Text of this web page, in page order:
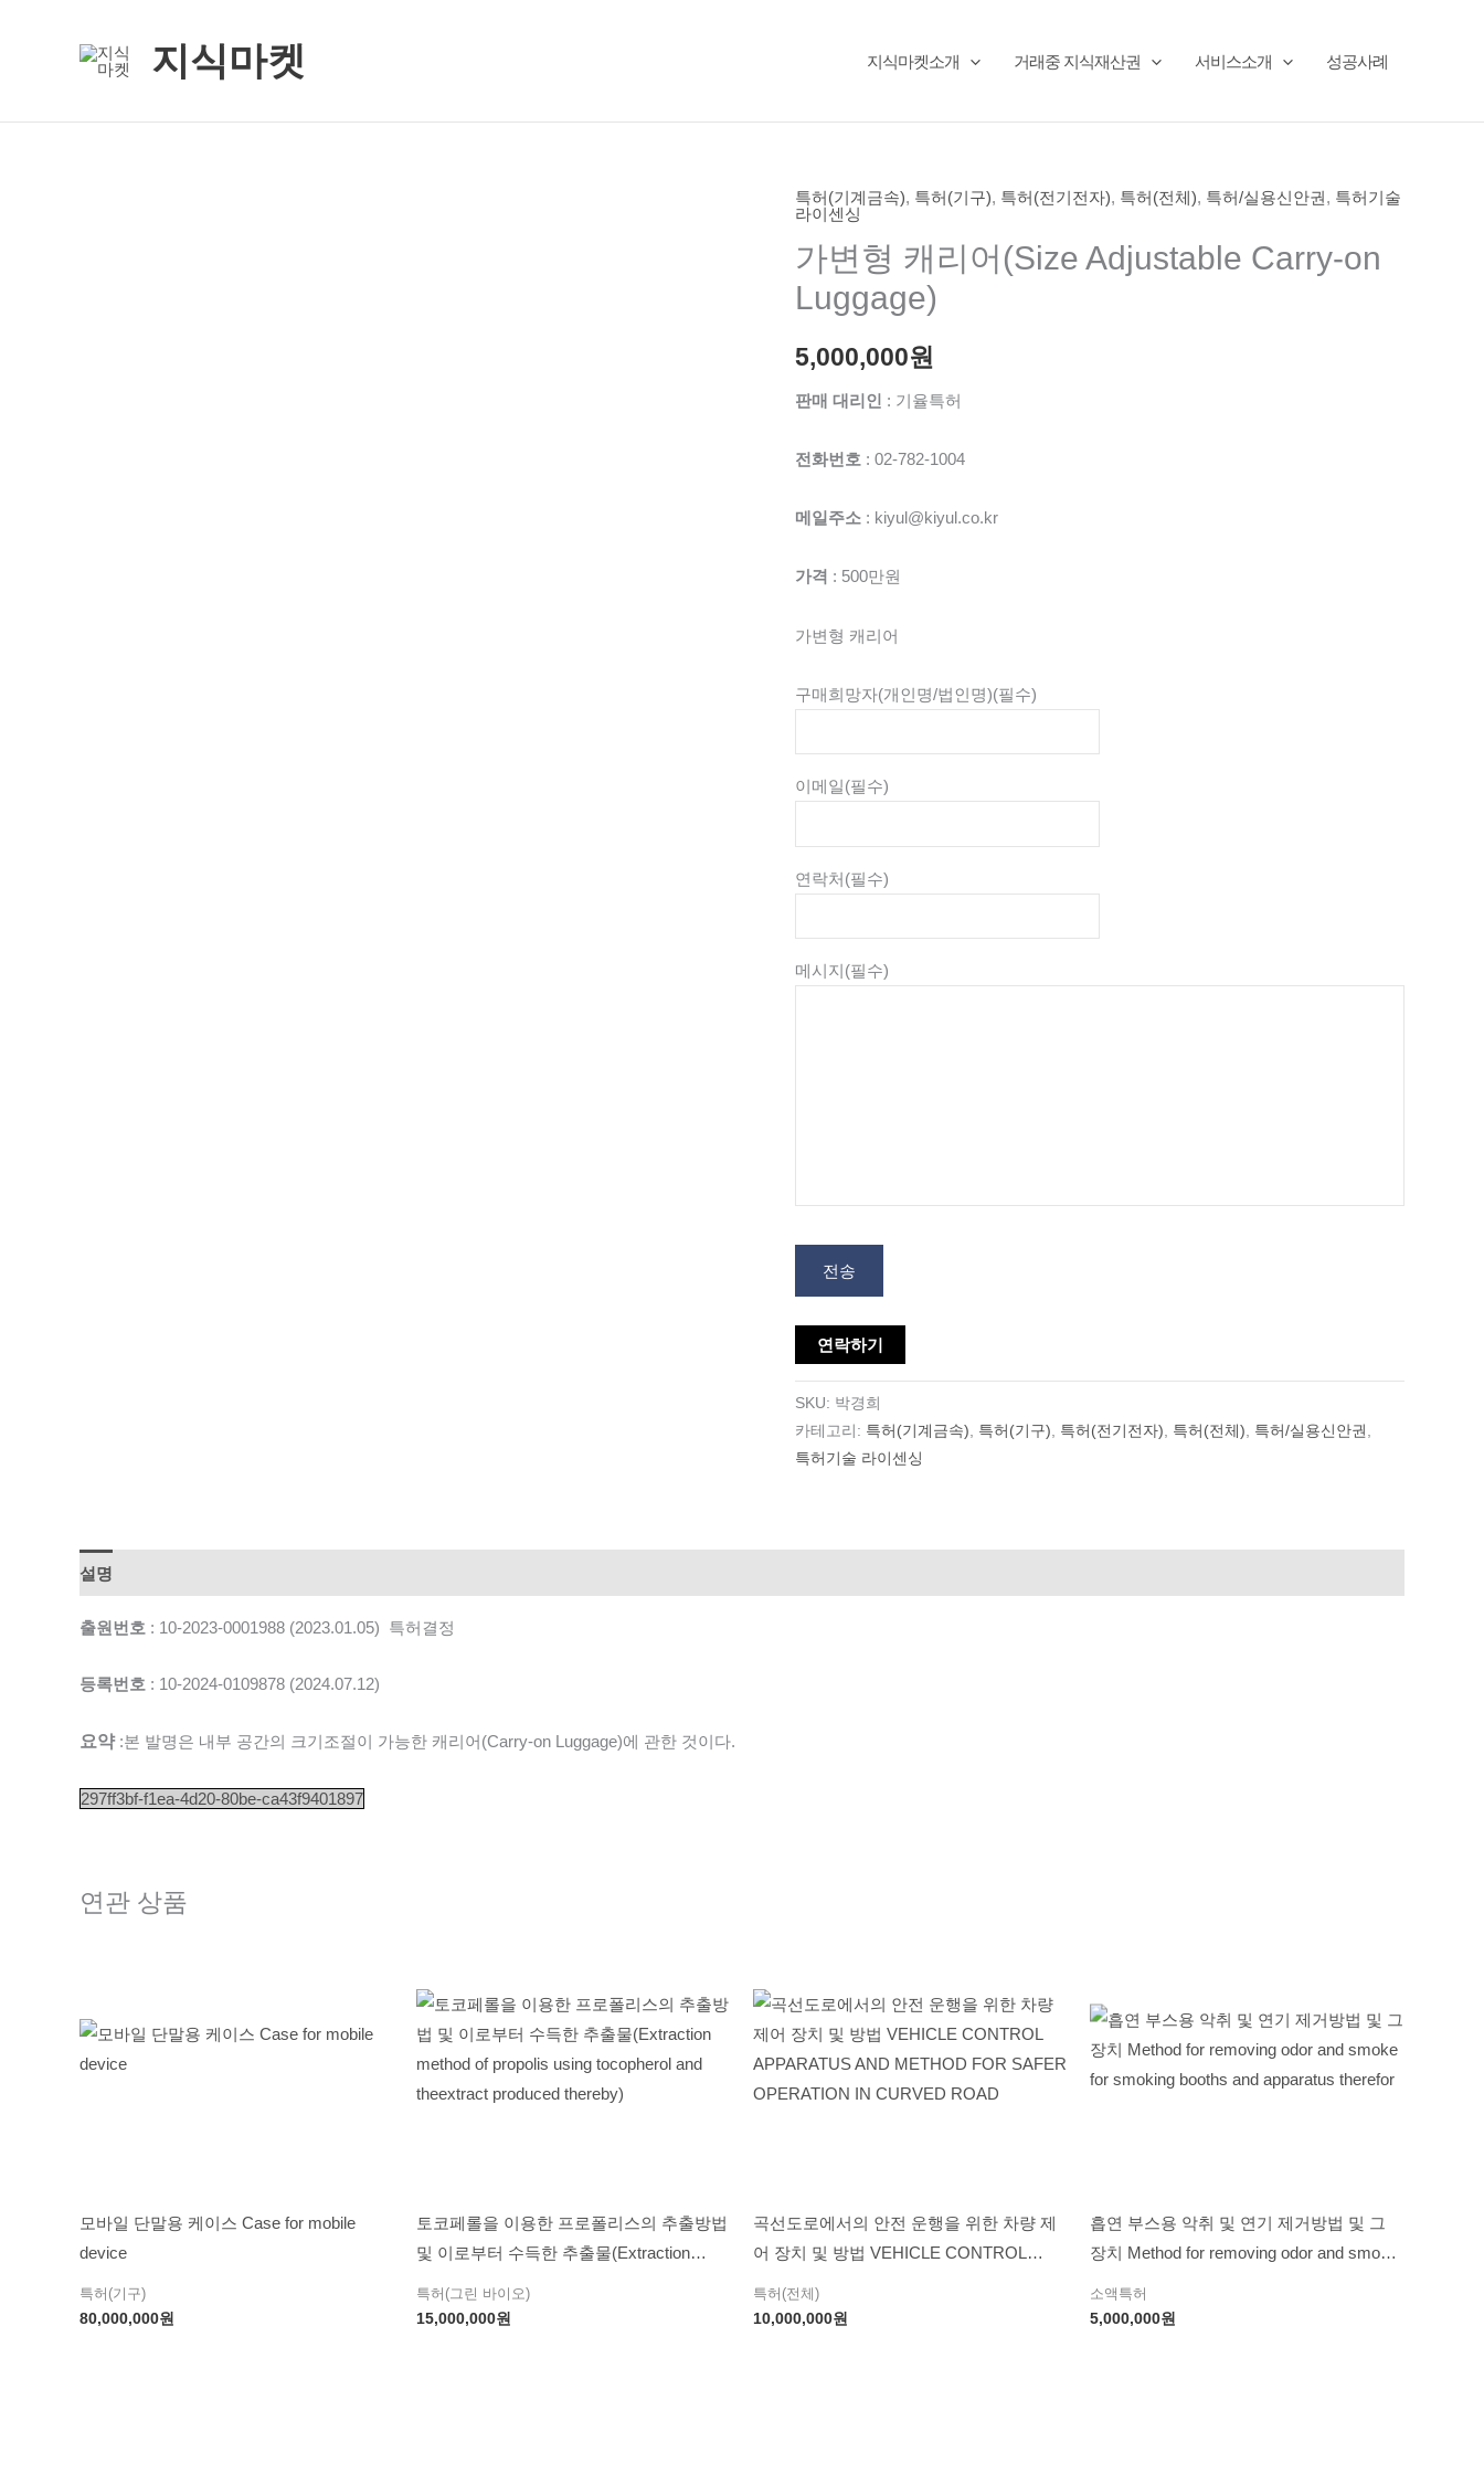
지식마켓 지식마켓소개 거래중 지식재산권 서비스소개 성공사례
특허(기계금속), 특허(기구), 특허(전기전자), 특허(전체), 특허/실용신안권, 특허기술
라이센싱
가변형 캐리어(Size Adjustable Carry-on
Luggage)
5,000,000원
판매 대리인 : 기율특허
전화번호 : 02-782-1004
메일주소 : kiyul@kiyul.co.kr
가격 : 500만원
가변형 캐리어
구매희망자(개인명/법인명)(필수)
이메일(필수)
연락처(필수)
메시지(필수)
전송
연락하기
SKU: 박경희
카테고리: 특허(기계금속) 특허(기구) 특허(전기전자) 특허(전체) 특허/실용신안권
특허기술 라이센싱
설명
출원번호 : 10-2023-0001988 (2023.01.05) 특허결정
등록번호 : 10-2024-0109878 (2024.07.12)
요약 :본 발명은 내부 공간의 크기조절이 가능한 캐리어(Carry-on Luggage)에 관한 것이다.
297ff3bf-f1ea-4d20-80be-ca43f9401897
연관 상품
모바일 단말용 케이스 Case for mobile
device
특허(기구)
80,000,000원
토코페롤을 이용한 프로폴리스의 추출방법
및 이로부터 수득한 추출물(Extraction
theextract produced thereby)
특허(그린 바이오)
15,000,000원
곡선도로에서의 안전 운행을 위한 차량 제
어 장치 및 방법 VEHICLE CONTROL
OPERATION IN CURVED ROAD
특허(전체)
10,000,000원
흡연 부스용 악취 및 연기 제거방법 및 그
장치 Method for removing odor and smoke
소액특허
5,000,000원